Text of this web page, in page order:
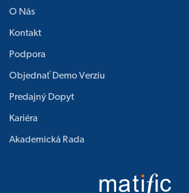
O Nás
Kontakt
Podpora
Objednať Demo Verziu
Predajný Dopyt
Kariéra
Akademická Rada